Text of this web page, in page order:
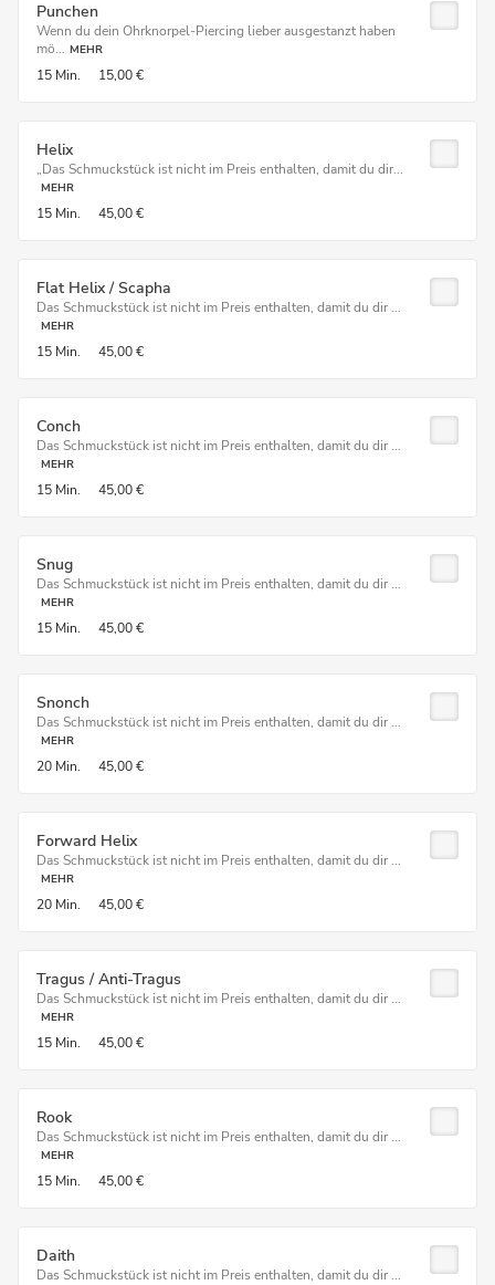
Punchen
Wenn du dein Ohrknorpel-Piercing lieber ausgestanzt haben
mö... MEHR
15 Min. 15,00 €
Helix
„Das Schmuckstück ist nicht im Preis enthalten, damit du dir...
MEHR
15 Min. 45,00 €
Flat Helix / Scapha
Das Schmuckstück ist nicht im Preis enthalten, damit du dir ...
MEHR
15 Min. 45,00 €
Conch
Das Schmuckstück ist nicht im Preis enthalten, damit du dir ...
MEHR
15 Min. 45,00 €
Snug
Das Schmuckstück ist nicht im Preis enthalten, damit du dir ...
MEHR
15 Min. 45,00 €
Snonch
Das Schmuckstück ist nicht im Preis enthalten, damit du dir ...
MEHR
20 Min. 45,00 €
Forward Helix
Das Schmuckstück ist nicht im Preis enthalten, damit du dir ...
MEHR
20 Min. 45,00 €
Tragus / Anti-Tragus
Das Schmuckstück ist nicht im Preis enthalten, damit du dir ...
MEHR
15 Min. 45,00 €
Rook
Das Schmuckstück ist nicht im Preis enthalten, damit du dir ...
MEHR
15 Min. 45,00 €
Daith
Das Schmuckstück ist nicht im Preis enthalten, damit du dir ...